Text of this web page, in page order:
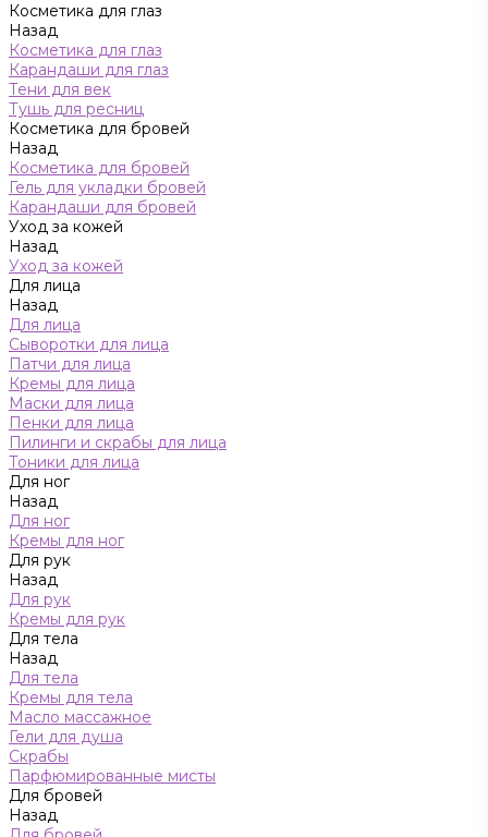
Косметика для глаз
Назад
Косметика для глаз
Карандаши для глаз
Тени для век
Тушь для ресниц
Косметика для бровей
Назад
Косметика для бровей
Гель для укладки бровей
Карандаши для бровей
Уход за кожей
Назад
Уход за кожей
Для лица
Назад
Для лица
Сыворотки для лица
Патчи для лица
Кремы для лица
Маски для лица
Пенки для лица
Пилинги и скрабы для лица
Тоники для лица
Для ног
Назад
Для ног
Кремы для ног
Для рук
Назад
Для рук
Кремы для рук
Для тела
Назад
Для тела
Кремы для тела
Масло массажное
Гели для душа
Скрабы
Парфюмированные мисты
Для бровей
Назад